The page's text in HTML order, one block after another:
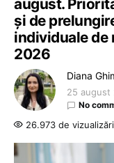
august.
și de
individuale de
2026
Diana
25 august
No
26.973 de vizualizări